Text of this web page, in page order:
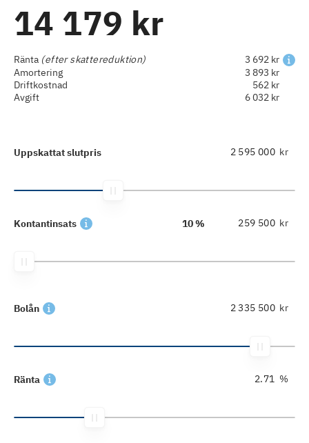
14 179 kr
Ränta (efter skattereduktion)
3 692 kr
Amortering
3 893 kr
Driftkostnad
562 kr
Avgift
6 032 kr
Uppskattat slutpris kr
Kontantinsats 10 % kr
Bolån kr
Ränta %